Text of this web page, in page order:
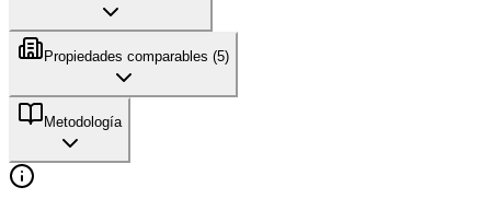
Propiedades comparables (5)
Metodología